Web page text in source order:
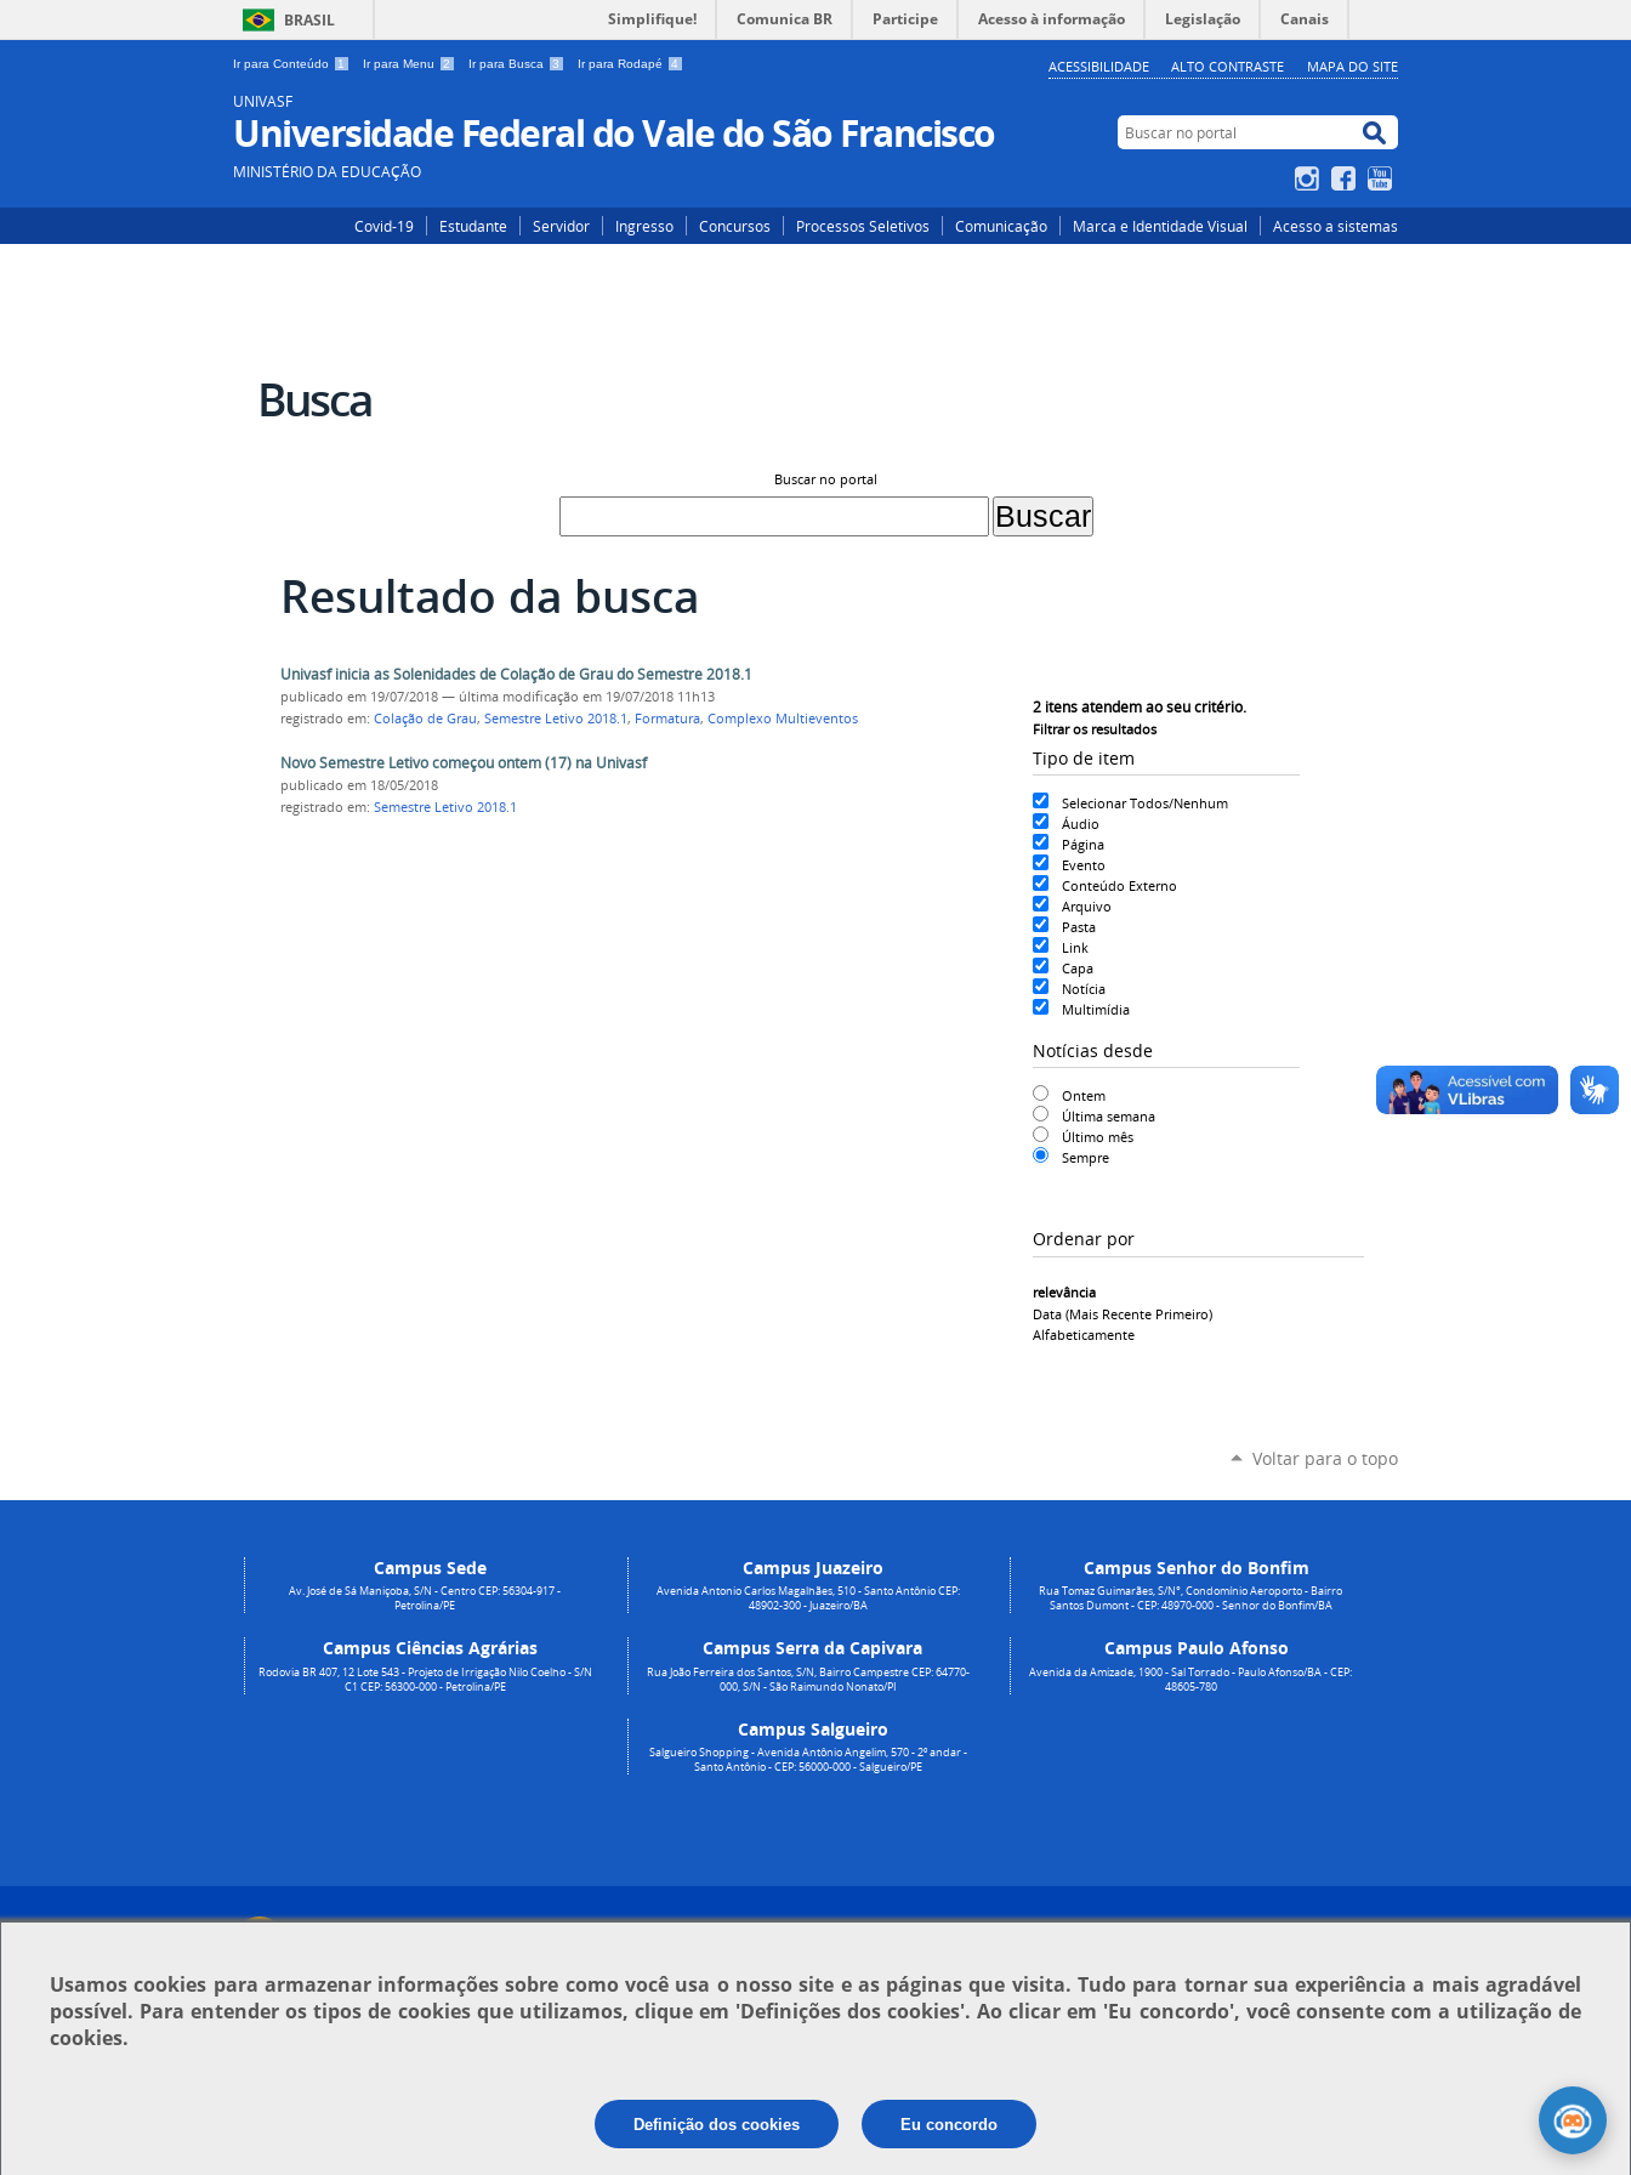
BRASIL Simplifique! Comunica BR Participe Acesso à informação Legislação Canais
Ir para Conteúdo 1 Ir para Menu 2 Ir para Busca 3 Ir para Rodapé 4 ACESSIBILIDADE ALTO CONTRASTE MAPA DO SITE
UNIVASF
Universidade Federal do Vale do São Francisco
MINISTÉRIO DA EDUCAÇÃO
Buscar no portal
Buscar no portal
InstagramFacebook
Covid-19 Estudante Servidor Ingresso Concursos Processos Seletivos Comunicação Marca e Identidade Visual Acesso a sistemas
Busca
Buscar no portal
Resultado da busca
2itens atendem ao seu critério.
Filtrar os resultados
Tipo de item
Selecionar Todos/Nenhum
Áudio
Página
Evento
Conteúdo Externo
Arquivo
Pasta
Link
Capa
Notícia
Multimídia
Notícias desde
Ontem
Última semana
Último mês
Sempre
Ordenar por
relevância
Data (mais Recente Primeiro)
Alfabeticamente
Univasf inicia as Solenidades de Colação de Grau do Semestre 2018.1
publicado em 19/07/2018 — última modificação em 19/07/2018 11h13
registrado em: Colação de Grau, Semestre Letivo 2018.1, Formatura, Complexo Multieventos
Novo Semestre Letivo começou ontem (17) na Univasf
publicado em 18/05/2018
registrado em: Semestre Letivo 2018.1
Voltar para o topo
Campus Sede
Av. José de Sá Maniçoba, S/N - Centro CEP: 56304-917 -
Petrolina/PE
Campus Ciências Agrárias
Rodovia BR 407, 12 Lote 543 - Projeto de Irrigação Nilo Coelho - S/N
C1 CEP: 56300-000 - Petrolina/PE
Campus Juazeiro
Avenida Antonio Carlos Magalhães, 510 - Santo Antônio CEP:
48902-300 - Juazeiro/BA
Campus Serra da Capivara
Rua João Ferreira dos Santos, S/N, Bairro Campestre CEP: 64770-
000, S/N - São Raimundo Nonato/PI
Campus Salgueiro
Salgueiro Shopping - Avenida Antônio Angelim, 570 - 2º andar -
Santo Antônio - CEP: 56000-000 - Salgueiro/PE
Campus Senhor do Bonfim
Rua Tomaz Guimarães, S/N°, Condomínio Aeroporto - Bairro
Santos Dumont - CEP: 48970-000 - Senhor do Bonfim/BA
Campus Paulo Afonso
Avenida da Amizade, 1900 - Sal Torrado - Paulo Afonso/BA - CEP:
48605-780
Usamoscookies para armazenar informações sobre como você usa o nosso site e as páginas que visita. Tudo para tornar sua experiência a mais agradável
possível. Para entender os tipos de cookies que utilizamos, clique em 'Definições dos cookies'. Ao clicar em 'Eu concordo', você consente com a utilização de
cookies.